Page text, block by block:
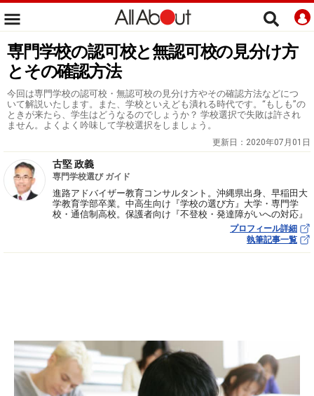
専門学校の認可校と無認可校の見分け方
とその確認方法
今回は専門学校の認可校・無認可校の見分け方やその確認方法などにつ
いて解説いたします。また、学校といえども潰れる時代です。“もしも”の
ときが来たら、学生はどうなるのでしょうか？ 学校選択で失敗は許され
ません。よくよく吟味して学校選択をしましょう。
更新日： 2020年07月01日
古堅 政義
専門学校選び ガイド
進路アドバイザー教育コンサルタント。沖縄県出身、早稲田大
学教育学部卒業。中高生向け『学校の選び方』大学・専門学
校・通信制高校。保護者向け『不登校・発達障がいへの対応』
プロフィール詳細
執筆記事一覧